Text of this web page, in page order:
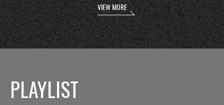
VIEW MORE
PLAYLIST